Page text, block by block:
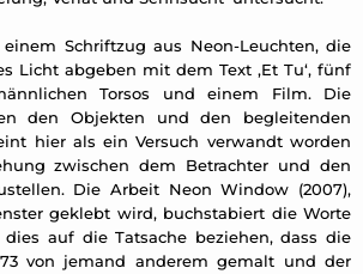
einem Schriftzug aus Neon-Leuchten, die
Licht abgeben mit dem Text ,Et Tu‘, fünf
Torsos und einem Film. Die
den Objekten und den begleitenden
hier als ein Versuch verwandt worden
zwischen dem Betrachter und den
Die Arbeit Neon Window (2007),
geklebt wird, buchstabiert die Worte
dies auf die Tatsache beziehen, dass die
von jemand anderem gemalt und der